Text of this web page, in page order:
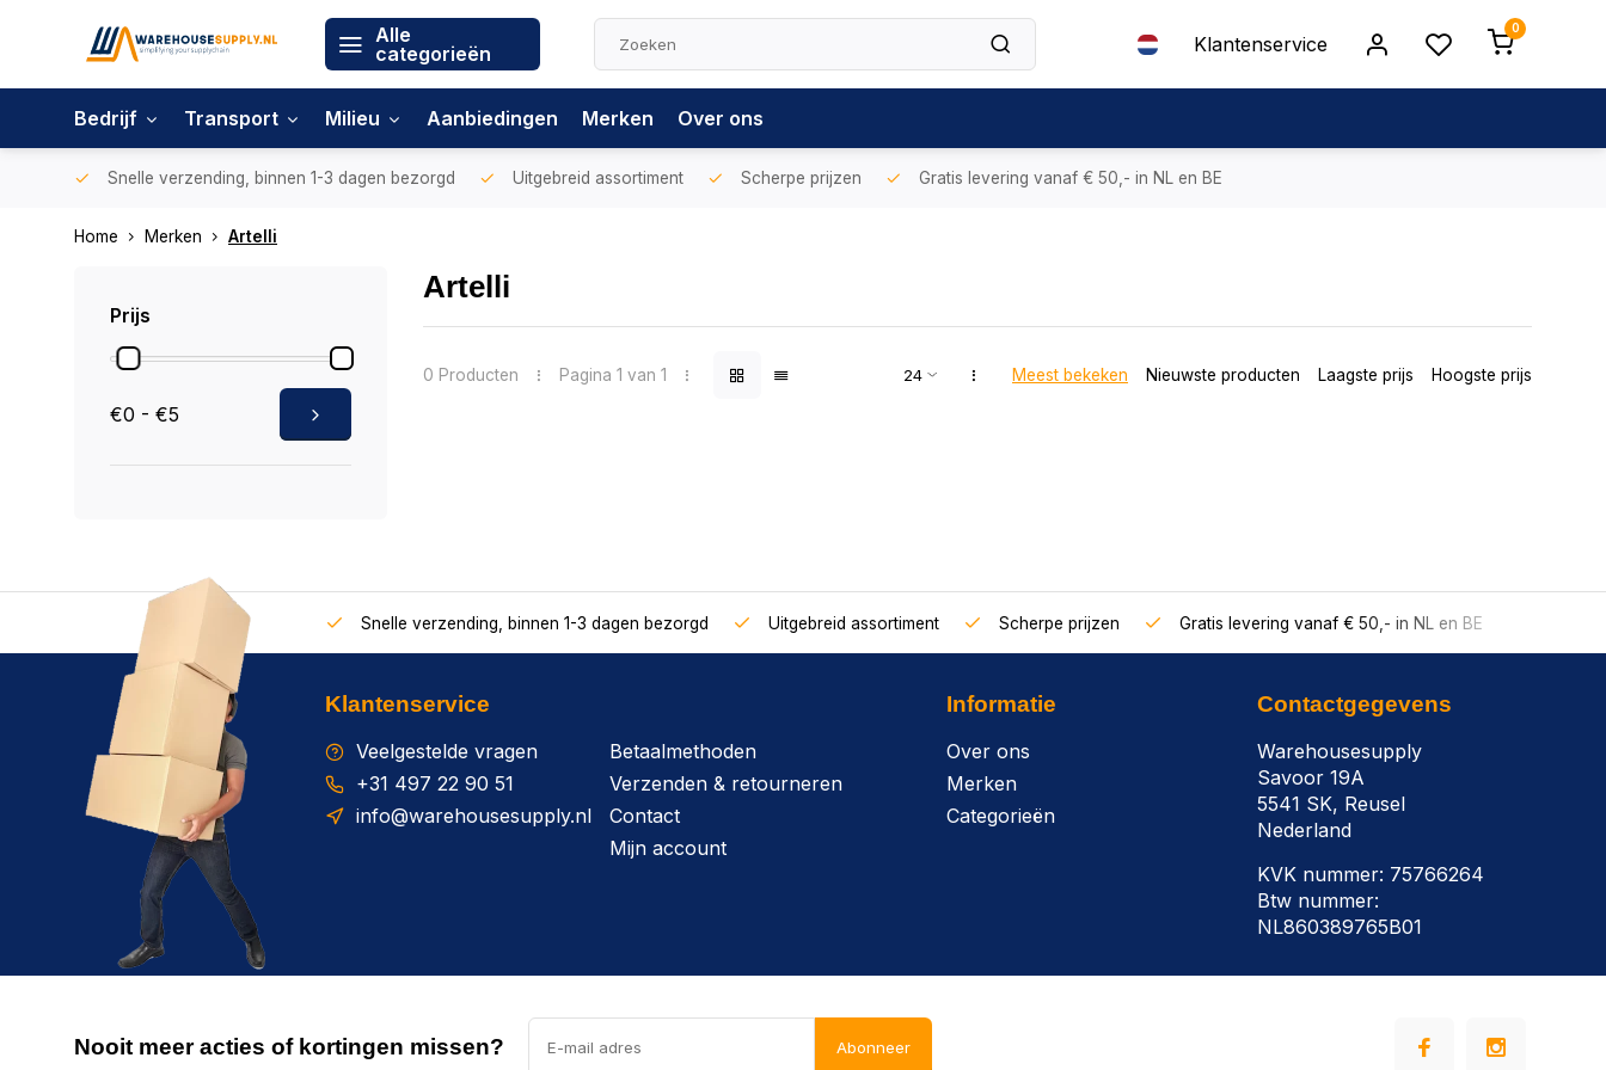
Alle
categorieën
Klantenservice
0
Bedrijf Transport Milieu Aanbiedingen Merken Over ons
Snelle verzending, binnen 1-3 dagen bezorgd Uitgebreid assortiment Scherpe prijzen Gratis levering vanaf € 50,- in NL en BE
Home Merken Artelli
Prijs
€0 - €5
Artelli
0 Producten Pagina 1 van 1 Meest bekeken Nieuwste producten Laagste prijs Hoogste prijs
Snelle verzending, binnen 1-3 dagen bezorgd Uitgebreid assortiment Scherpe prijzen Gratis levering vanaf € 50,- in NL en BE
Klantenservice
Veelgestelde vragen
+31 497 22 90 51
info@warehousesupply.nl
Betaalmethoden
Verzenden & retourneren
Contact
Mijn account
Informatie
Over ons
Merken
Categorieën
Contactgegevens
Warehousesupply
Savoor 19A
5541 SK, Reusel
Nederland
KVK nummer: 75766264
Btw nummer:
NL860389765B01
Nooit meer acties of kortingen missen? Abonneer